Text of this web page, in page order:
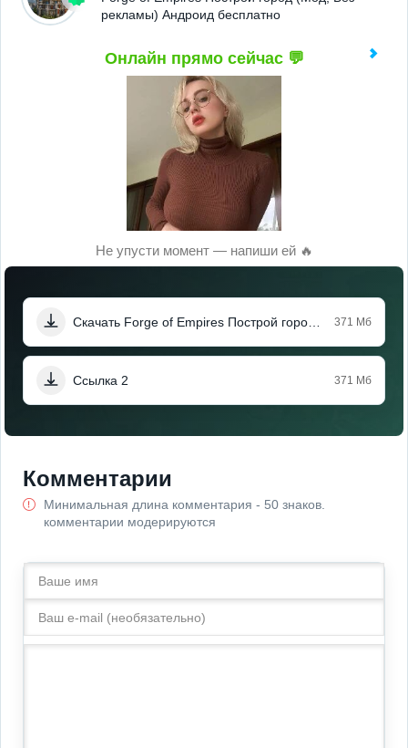
рекламы) Андроид бесплатно
Онлайн прямо сейчас 💬
Не упусти момент — напиши ей 🔥
371 Мб
Ссылка 2 371 Мб
Комментарии
Минимальная длина комментария - 50 знаков.
комментарии модерируются